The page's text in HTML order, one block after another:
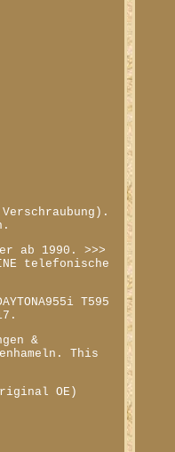
ab 1990. >>>
telefonische
T595
&
This
OE)